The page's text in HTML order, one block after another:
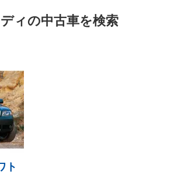
ィの中古車を検索
ト